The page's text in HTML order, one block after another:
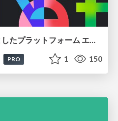
PRO 1 150